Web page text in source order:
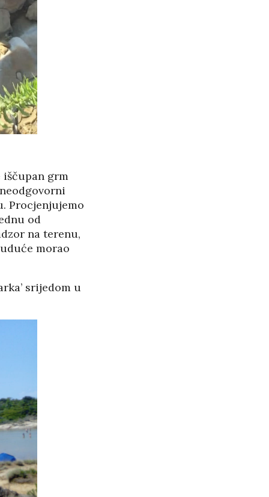
iščupan grm
Procjenjujemo
od
na terenu,
morao
srijedom u